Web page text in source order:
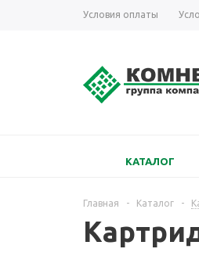
Условия оплаты
КАТАЛОГ
Главная - Каталог -